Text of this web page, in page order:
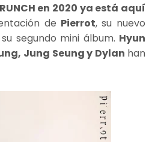
en 2020 ya está aquí
de Pierrot, su nuevo
su segundo mini álbum. Hyun
Jung Seung y Dylan han